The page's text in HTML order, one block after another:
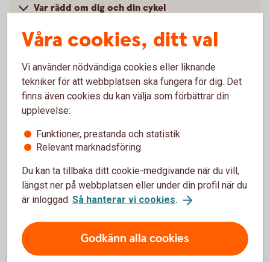
Var rädd om dig och din cykel
Skaffa hemförsäkring hyresrätt
Via internetbanken
Logga in, få ett försäkringsförslag och teckna din
försäkring
Skaffaförsäkringen
Via telefon
Direkt kontakt med våra specialister på försäkring.
Våra cookies, ditt val
Vi använder nödvändiga cookies eller liknande
tekniker för att webbplatsen ska fungera för dig. Det
finns även cookies du kan välja som förbättrar din
upplevelse:
Funktioner, prestanda och statistik
Relevant marknadsföring
Du kan ta tillbaka ditt cookie-medgivande när du vill,
längst ner på webbplatsen eller under din profil när du
är inloggad. Så hanterar vi cookies.
Godkänn alla cookies